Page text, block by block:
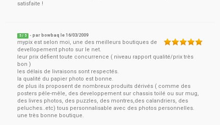
satisfaite !
5 / 5 - par bowbaq le16/03/2009
mypix est selon moi, une des meilleurs boutiques de
devellopement photo sur le net.
leur prix défient toute concurrence ( niveau rapport qualité/prix très
bon )
les délais de livraisons sont respectés.
la qualité du papier photo est bonne.
de plus ils proposent de nombreux produits dérivés ( comme des
posters pêle-mêle, des developpement sur chassis toilé ou sur mug,
des livres photos, des puzzles, des montres,des calandriers, des
peluches..etc) tous personnalisable avec des photos personnelles.
une très bonne boutique.